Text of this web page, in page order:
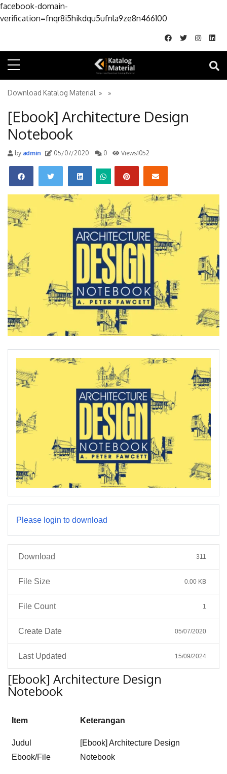
facebook-domain-
verification=fnqr8i5hikdqu5ufnla9ze8n466100
Download Katalog Material » »
[Ebook] Architecture Design
Notebook
byadmin 05/07/2020 0 Views1052
Please login to download
Download 311
File Size 0.00 KB
File Count 1
Create Date 05/07/2020
Last Updated 15/09/2024
[Ebook] Architecture Design
Notebook
Item Keterangan
Judul
Ebook/File
[Ebook] Architecture Design
Notebook